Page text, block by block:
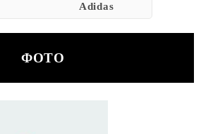
Adidas
ФОТО